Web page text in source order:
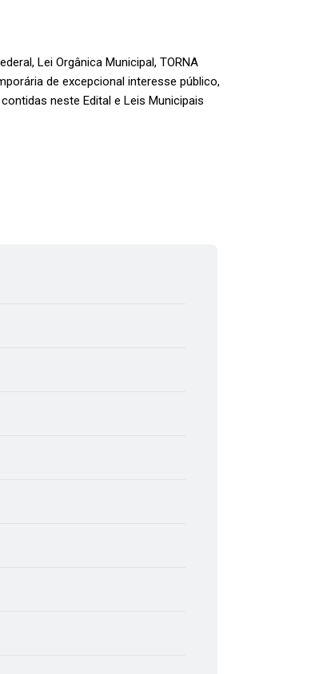
Lei Orgânica Municipal, TORNA
de excepcional interesse público,
neste Edital e Leis Municipais